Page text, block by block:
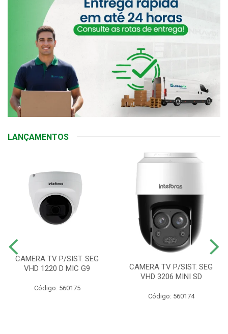
LANÇAMENTOS
CAMERA TV P/SIST. SEG
VHD 1220 D MIC G9
Código: 560175
CAMERA TV P/SIST. SEG
VHD 3206 MINI SD
Código: 560174